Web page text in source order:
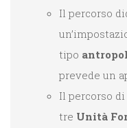
Il percorso
tipo
prevede un
Il percorso
tre Uni­tà